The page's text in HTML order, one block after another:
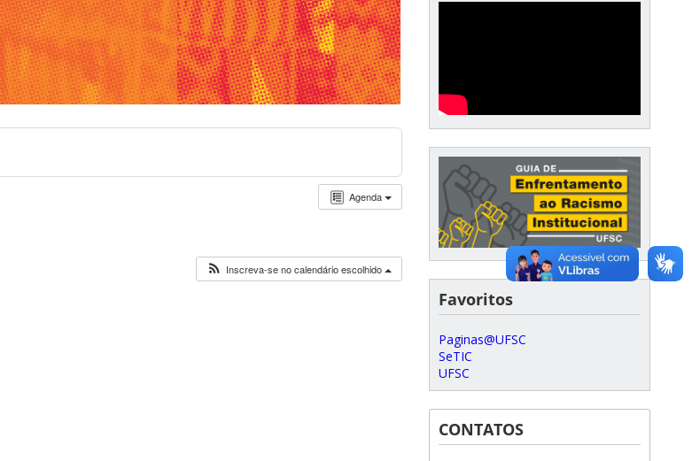
Agenda
Inscreva-se no calendário escolhido
Favoritos
Paginas@UFSC
SeTIC
UFSC
CONTATOS